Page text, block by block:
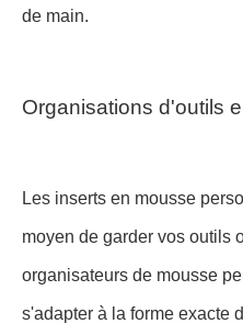
de main.
Organisations d'outils
Les inserts en mousse
moyen de garder vos outils
organisateurs de mousse
s'adapter à la forme exacte